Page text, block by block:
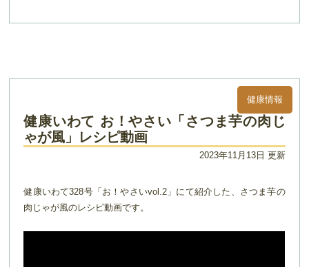
健康情報
健康いわて お！やさい「さつま芋の肉じ
ゃが風」レシピ動画
2023年11月13日 更新
健康いわて328号「お！やさいvol.2」にて紹介した、さつま芋の
肉じゃが風のレシピ動画です。